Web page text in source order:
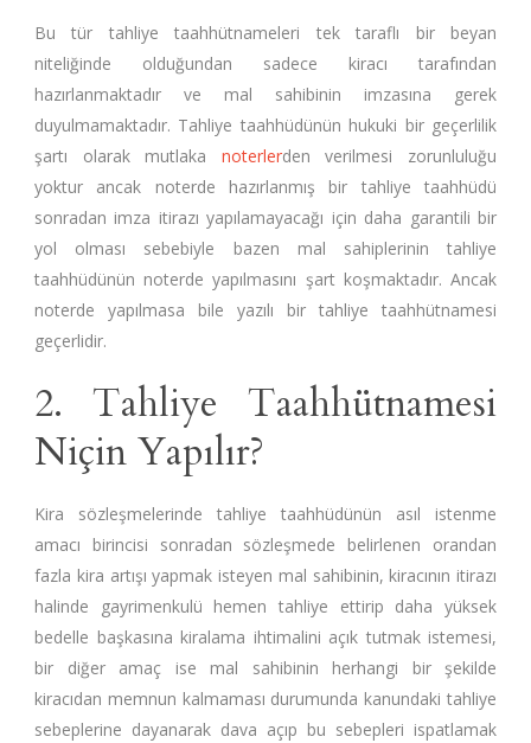
Bu tür tahliye taahhütnameleri tek taraflı bir beyan
niteliğinde olduğundan sadece kiracı tarafından
hazırlanmaktadır ve mal sahibinin imzasına gerek
duyulmamaktadır. Tahliye taahhüdünün hukuki bir geçerlilik
şartı olarak mutlaka noterlerden verilmesi zorunluluğu
yoktur ancak noterde hazırlanmış bir tahliye taahhüdü
sonradan imza itirazı yapılamayacağı için daha garantili bir
yol olması sebebiyle bazen mal sahiplerinin tahliye
taahhüdünün noterde yapılmasını şart koşmaktadır. Ancak
noterde yapılmasa bile yazılı bir tahliye taahhütnamesi
geçerlidir.
2. Tahliye Taahhütnamesi
Niçin Yapılır?
Kira sözleşmelerinde tahliye taahhüdünün asıl istenme
amacı birincisi sonradan sözleşmede belirlenen orandan
fazla kira artışı yapmak isteyen mal sahibinin, kiracının itirazı
halinde gayrimenkulü hemen tahliye ettirip daha yüksek
bedelle başkasına kiralama ihtimalini açık tutmak istemesi,
bir diğer amaç ise mal sahibinin herhangi bir şekilde
kiracıdan memnun kalmaması durumunda kanundaki tahliye
sebeplerine dayanarak dava açıp bu sebepleri ispatlamak